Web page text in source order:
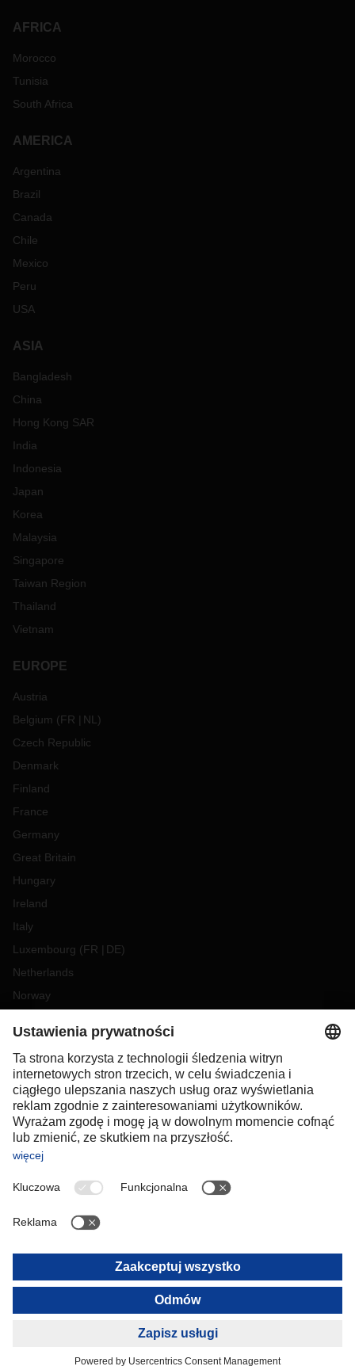
AFRICA
Morocco
Tunisia
South Africa
AMERICA
Argentina
Brazil
Canada
Chile
Mexico
Peru
USA
ASIA
Bangladesh
China
Hong Kong SAR
India
Indonesia
Japan
Korea
Malaysia
Singapore
Taiwan Region
Thailand
Vietnam
EUROPE
Austria
Belgium (FR NL )
Czech Republic
Denmark
Finland
France
Germany
Great Britain
Hungary
Ireland
Italy
Luxembourg (FR DE)
Netherlands
Norway
Romania
Slovakia
Spain
Sweden
Switzerland
OCEANIA